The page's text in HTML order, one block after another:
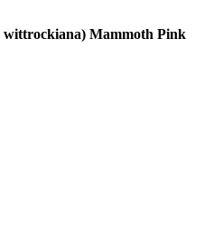
wittrockiana) Mammoth Pink